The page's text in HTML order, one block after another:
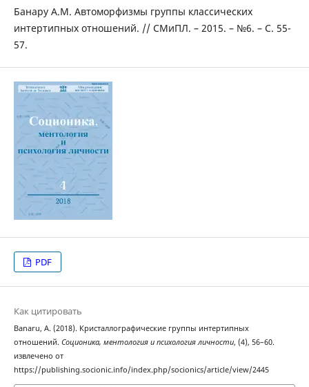
Банару А.М. Автоморфизмы группы классических
интертипных отношений. // СМиПЛ. – 2015. – №6. – С. 55-
57.
PDF
Как цитировать
Banaru, A. (2018). Кристаллографические группы интертипных
отношений. Соционика, ментология и психология личности, (4), 56–60.
извлечено от
https://publishing.socionic.info/index.php/socionics/article/view/2445